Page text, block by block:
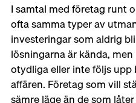
I samtal med företag runt
ofta samma typer av
investeringar som aldrig
lösningarna är kända,
otydliga eller inte följs upp
affären. Företag som vill
sämre läge än de som